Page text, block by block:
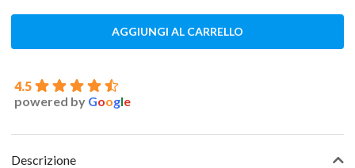
AGGIUNGI AL CARRELLO
4.5
powered by Google
Descrizione